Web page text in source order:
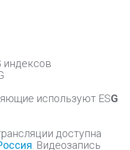
индексов
используют ESG
доступна
. Видеозапись